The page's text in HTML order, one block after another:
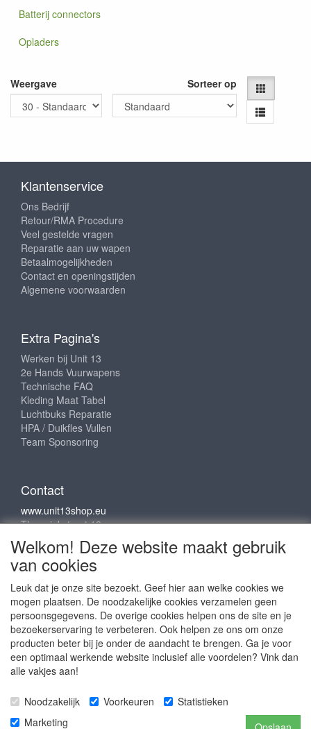
Batterij connectors
Opladers
Weergave Sorteer op
Klantenservice
Ons Bedrijf
Retour/RMA Procedure
Veel gestelde vragen
Reparatie aan uw wapen
Betaalmogelijkheden
Contact en openingstijden
Algemene voorwaarden
Extra Pagina's
Werken bij Unit 13
2e Hands Vuurwapens
Technische FAQ
Kleding Maat Tabel
Luchtbuks Reparatie
HPA / Duikfles Vullen
Team Sponsoring
Contact
www.unit13shop.eu
Thermiekstraat 12
6361 HB Nuth
info@unit13shop.eu
Sociale media
RESERVED to © Unit 13 Outdoor Adventures
Copyright © Copy claim on the name and logo Unit 13
Welkom! Deze website maakt gebruik
van cookies
Leuk dat je onze site bezoekt. Geef hier aan welke cookies we
mogen plaatsen. De noodzakelijke cookies verzamelen geen
persoonsgegevens. De overige cookies helpen ons de site en je
bezoekerservaring te verbeteren. Ook helpen ze ons om onze
producten beter bij je onder de aandacht te brengen. Ga je voor
een optimaal werkende website inclusief alle voordelen? Vink dan
alle vakjes aan!
Noodzakelijk Voorkeuren
Statistieken
Marketing